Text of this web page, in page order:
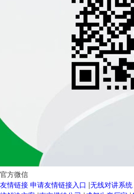
官方微信
友情链接 申请友情链接入口 |无线对讲系统

服务热线